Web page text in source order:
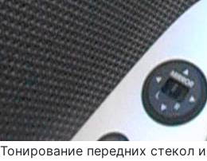
Тонирование передних стекол